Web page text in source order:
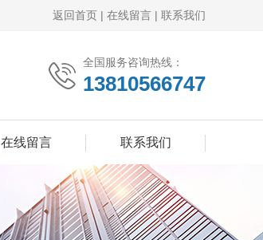
返回首页 | 在线留言 | 联系我们
全国服务咨询热线：
13810566747
在线留言 联系我们